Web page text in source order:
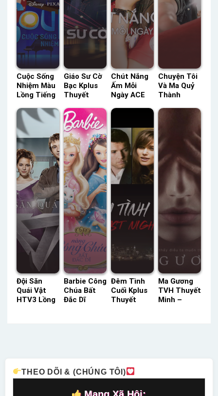
Cuộc Sống
Nhiệm Màu
Lồng Tiếng
HD Lồng
Tiếng
Giáo Sư Cờ
Bạc Kplus
Thuyết
Status: HD
Thuyết
Minh
Chút Nắng
Ấm Mỗi
Ngày ACE
– Status:
Lồng Tiếng
Chuyện Tôi
Và Ma Quỷ
Thành
Nhà Netflix
HD Lồng
Tiếng
Đội Săn
Quái Vật
HTV3 Lồng
Barbie Công
Chúa Bất
Đắc Dĩ
Đêm Tình
Cuối Kplus
Thuyết
Ma Gương
TVH Thuyết
Minh –
THEO DÕI & (CHÚNG TÔI)